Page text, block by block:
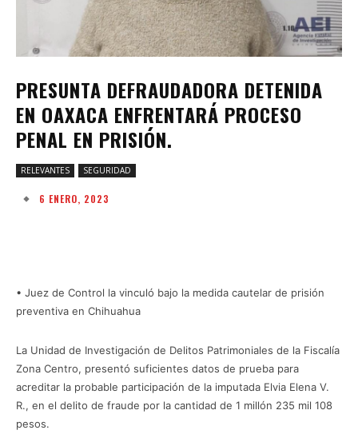
PRESUNTA DEFRAUDADORA DETENIDA
EN OAXACA ENFRENTARÁ PROCESO
PENAL EN PRISIÓN.
RELEVANTES SEGURIDAD
6 ENERO, 2023
• Juez de Control la vinculó bajo la medida cautelar de prisión
preventiva en Chihuahua
La Unidad de Investigación de Delitos Patrimoniales de la Fiscalía
Zona Centro, presentó suficientes datos de prueba para
acreditar la probable participación de la imputada Elvia Elena V.
R., en el delito de fraude por la cantidad de 1 millón 235 mil 108
pesos.